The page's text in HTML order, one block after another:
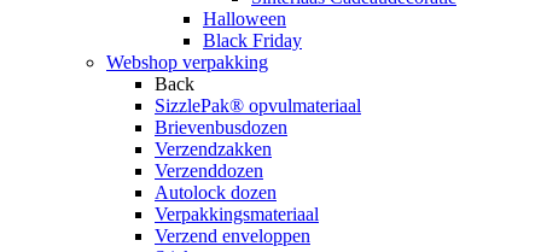
Halloween
Black Friday
Webshop verpakking
Back
SizzlePak® opvulmateriaal
Brievenbusdozen
Verzendzakken
Verzenddozen
Autolock dozen
Verpakkingsmateriaal
Verzend enveloppen